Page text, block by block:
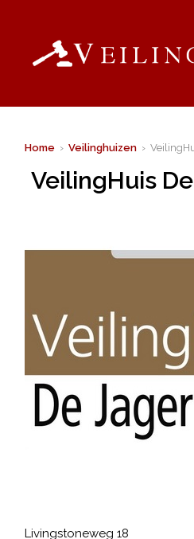
Home ›Veilinghuizen ›
VeilingHuis
Livingstoneweg 18